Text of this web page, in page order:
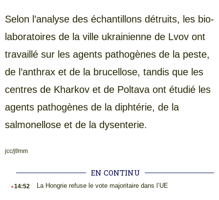
Selon l’analyse des échantillons détruits, les bio-
laboratoires de la ville ukrainienne de Lvov ont
travaillé sur les agents pathogènes de la peste,
de l’anthrax et de la brucellose, tandis que les
centres de Kharkov et de Poltava ont étudié les
agents pathogènes de la diphtérie, de la
salmonellose et de la dysenterie.
jcc/jf/mm
EN CONTINU
.14:52 La Hongrie refuse le vote majoritaire dans l’UE